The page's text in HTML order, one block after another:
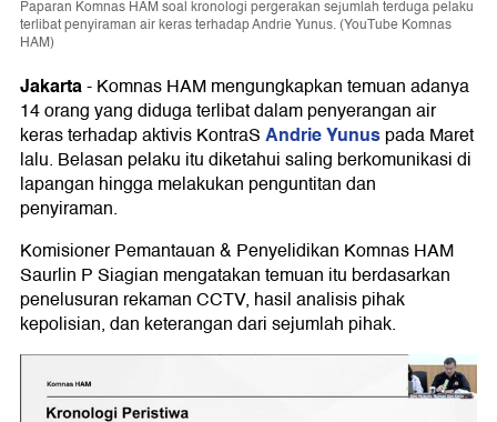
Paparan Komnas HAM soal kronologi pergerakan sejumlah terduga pelaku
terlibat penyiraman air keras terhadap Andrie Yunus. (YouTube Komnas
HAM)
Jakarta-Komnas HAM mengungkapkan temuan adanya
14 orang yang diduga terlibat dalam penyerangan air
keras terhadap aktivis KontraSAndrie Yunuspada Maret
lalu. Belasan pelaku itu diketahui saling berkomunikasi di
lapangan hingga melakukan penguntitan dan
penyiraman.
Komisioner Pemantauan & Penyelidikan Komnas HAM
Saurlin P Siagian mengatakan temuan itu berdasarkan
penelusuran rekaman CCTV, hasil analisis pihak
kepolisian, dan keterangan dari sejumlah pihak.